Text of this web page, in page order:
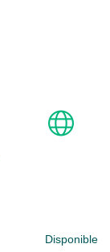
Disponible